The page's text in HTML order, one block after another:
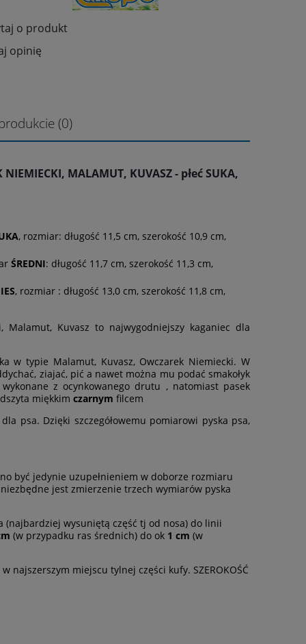
o produkt
opinię
(0)
MALAMUT, KUVASZ - płeć SUKA,
, rozmiar: długość 11,5 cm, szerokość 10,9 cm,
ŚREDNI: długość 11,7 cm, szerokość 11,3 cm,
, rozmiar : długość 13,0 cm, szerokość 11,8 cm,
Malamut, Kuvasz to najwygodniejszy kaganiec dla
w typie Malamut, Kuvasz, Owczarek Niemiecki. W
ziajać, pić a nawet można mu podać smakołyk
z ocynkowanego drutu , natomiast pasek
miękkim czarnym filcem
psa. Dzięki szczegółowemu pomiarowi pyska psa,
być jedynie uzupełnieniem w doborze rozmiaru
jest zmierzenie trzech wymiarów pyska
(najbardziej wysuniętą część tj od nosa) do linii
(w przypadku ras średnich) do ok 1 cm (w
miejscu tylnej części kufy. SZEROKOŚĆ